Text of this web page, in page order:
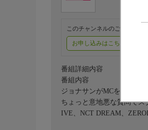
このチャンネルのご視聴には
お申し込みはこちら
番組詳細内容
番組内容
ジョナサンがMCを務める
ちょっと意地悪な質問で
IVE、NCT DREAM、